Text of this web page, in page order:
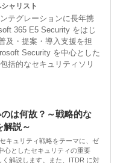
ャリスト
テグレーションに長年携
365 E5 Security をはじ
及・提案・導入支援を担
Security を中心とした
括的なセキュリティソリ
は何故？～戦略的な
解説～
キュリティ戦略をテーマに、ゼ
心としたセキュリティの重要
解説します。また、ITDR に対